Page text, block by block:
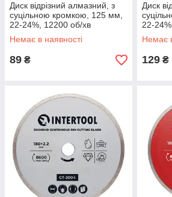
Диск відрізний алмазний, з
суцільною кромкою, 125 мм,
22-24%, 12200 об/хв
INTERTOOL CT-3007
Немає в наявності
89 ₴
Диск
22-
Немає
129 ₴